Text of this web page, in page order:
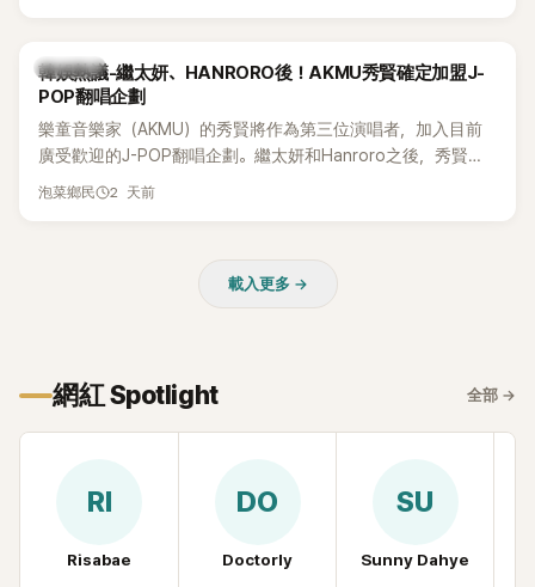
為第五代女團中極具辨識度的新生代代表之一。
熱議討論
韓娛熱議-繼太妍、HANRORO後！AKMU秀賢確定加盟J-
POP翻唱企劃
樂童音樂家（AKMU）的秀賢將作為第三位演唱者，加入目前
廣受歡迎的J-POP翻唱企劃。繼太妍和Hanroro之後，秀賢已
獲選為第三首翻唱歌曲的主唱，並於近期完成錄音。
泡菜鄉民 2 天前
載入更多 →
網紅 Spotlight 全部 →
RI
Risabae
DO
Doctorly
SU
Sunny Dahye